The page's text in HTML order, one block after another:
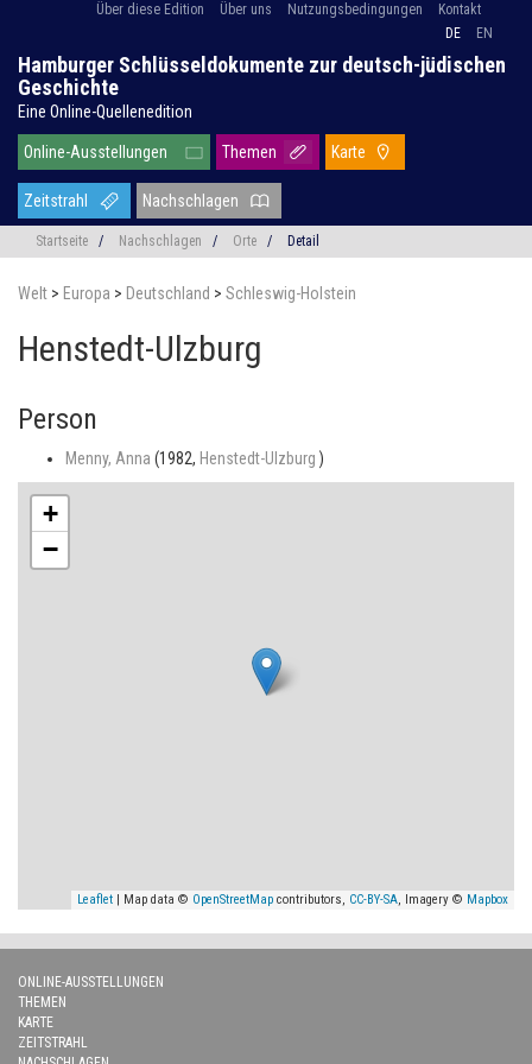
Über diese Edition Über uns Nutzungsbedingungen
Kontakt
DE
EN
Hamburger Schlüsseldokumente zur deutsch-jüdischen
Geschichte
Eine Online-Quellenedition
Online-Ausstellungen Themen Karte
Zeitstrahl Nachschlagen
Startseite / Nachschlagen / Orte / Detail
Welt > Europa > Deutschland > Schleswig-Holstein
Henstedt-Ulzburg
Person
Menny, Anna (1982, Henstedt-Ulzburg )
+
−
Leaflet | Map data © OpenStreetMap contributors, CC-BY-SA, Imagery © Mapbox
ONLINE-AUSSTELLUNGEN
THEMEN
KARTE
ZEITSTRAHL